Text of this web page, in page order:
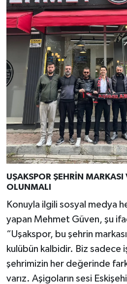
UŞAKSPOR ŞEHRİN MARKASI
OLUNMALI
Konuyla ilgili sosyal medya
yapan Mehmet Güven, şu
“Uşakspor, bu şehrin
kulübün kalbidir. Biz sadece
şehrimizin her değerinde
varız. Aşigoların sesi